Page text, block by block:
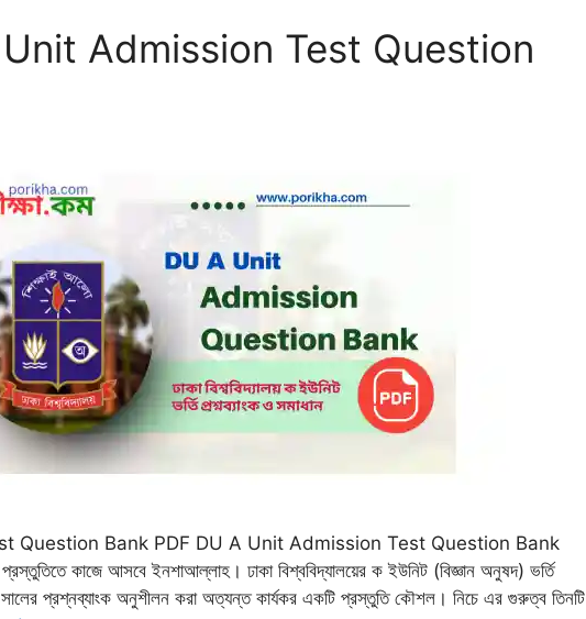
Admission Test Question
Question Bank PDF DU A Unit Admission Test Question Bank
কাজে আসবে ইনশাআল্লাহ। ঢাকা বিশ্ববিদ্যালয়ের ক ইউনিট (বিজ্ঞান অনুষদ) ভর্তি
সালের প্রশ্নব্যাংক অনুশীলন করা অত্যন্ত কার্যকর একটি প্রস্তুতি কৌশল। নিচে এর গুরুত্ব তিনটি